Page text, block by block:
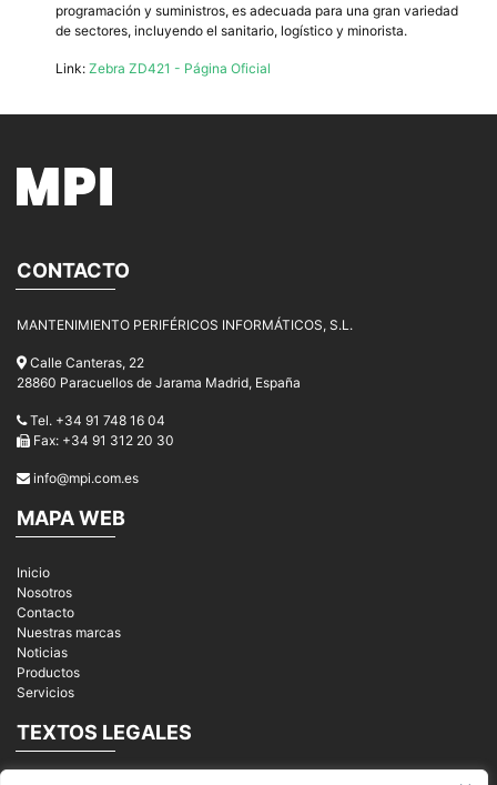
programación y suministros, es adecuada para una gran variedad
de sectores, incluyendo el sanitario, logístico y minorista.
Link: Zebra ZD421 - Página Oficial
CONTACTO
MANTENIMIENTO PERIFÉRICOS INFORMÁTICOS, S.L.
Calle Canteras, 22
28860 Paracuellos de Jarama Madrid, España
Tel. +34 91 748 16 04
Fax: +34 91 312 20 30
info@mpi.com.es
MAPA WEB
Inicio
Nosotros
Contacto
Nuestras marcas
Noticias
Productos
Servicios
TEXTOS LEGALES